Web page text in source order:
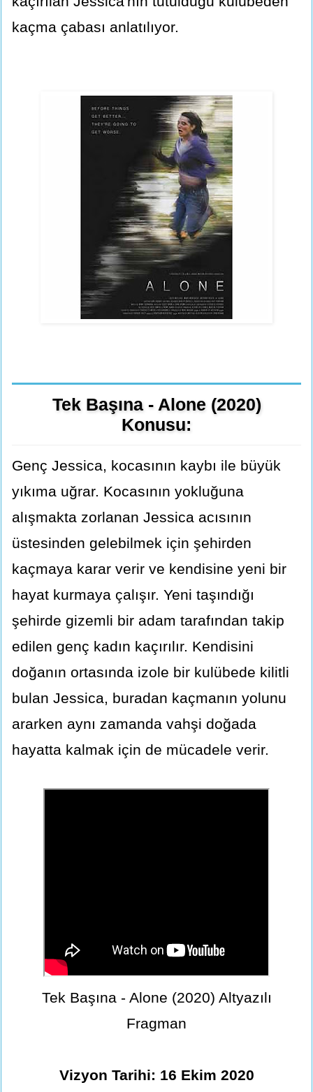
kaçma çabası anlatılıyor.
Tek Başına - Alone (2020)
Konusu:
Genç Jessica, kocasının kaybı ile büyük
yıkıma uğrar. Kocasının yokluğuna
alışmakta zorlanan Jessica acısının
üstesinden gelebilmek için şehirden
kaçmaya karar verir ve kendisine yeni bir
hayat kurmaya çalışır. Yeni taşındığı
şehirde gizemli bir adam tarafından takip
edilen genç kadın kaçırılır. Kendisini
doğanın ortasında izole bir kulübede kilitli
bulan Jessica, buradan kaçmanın yolunu
ararken aynı zamanda vahşi doğada
hayatta kalmak için de mücadele verir.
Tek Başına - Alone (2020) Altyazılı
Fragman
Vizyon Tarihi: 16 Ekim 2020